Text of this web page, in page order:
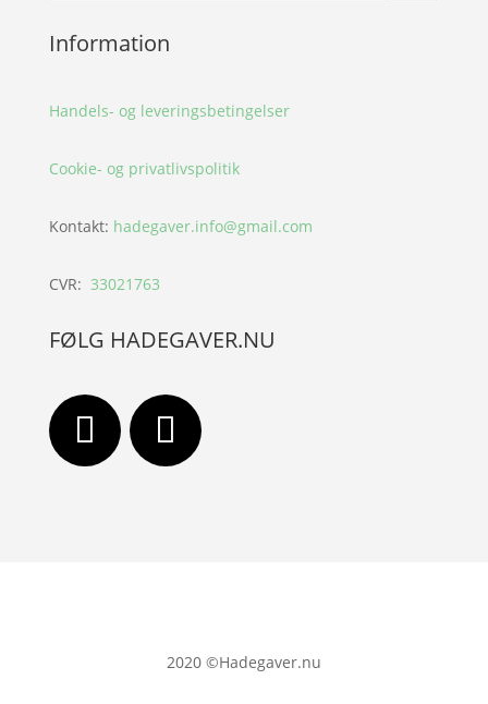
Information
Handels- og leveringsbetingelser
Cookie- og privatlivspolitik
Kontakt: hadegaver.info@gmail.com
CVR: 33021763
FØLG HADEGAVER.NU
2020 ©Hadegaver.nu